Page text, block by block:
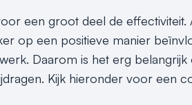
een groot deel de effectiviteit.
op een positieve manier
Daarom is het erg belangrijk
Kijk hieronder voor een